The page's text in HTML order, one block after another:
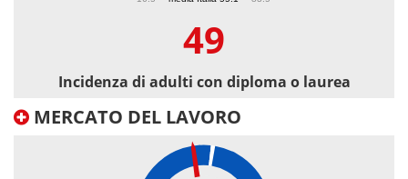
49
Incidenza di adulti con diploma o laurea
MERCATO DEL LAVORO